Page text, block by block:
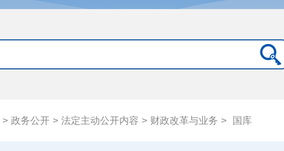
> 政务公开 > 法定主动公开内容 > 财政改革与业务 > 国库